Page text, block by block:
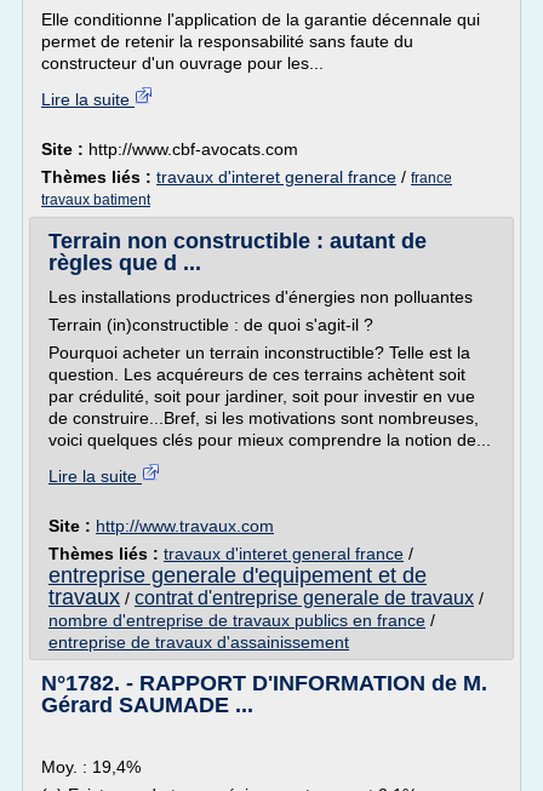
Elle conditionne l'application de la garantie décennale qui
permet de retenir la responsabilité sans faute du
constructeur d'un ouvrage pour les...
Lire la suite
Site : http://www.cbf-avocats.com
Thèmes liés : travaux d'interet general france / france
travaux batiment
Terrain non constructible : autant de
règles que d ...
Les installations productrices d'énergies non polluantes
Terrain (in)constructible : de quoi s'agit-il ?
Pourquoi acheter un terrain inconstructible? Telle est la
question. Les acquéreurs de ces terrains achètent soit
par crédulité, soit pour jardiner, soit pour investir en vue
de construire...Bref, si les motivations sont nombreuses,
voici quelques clés pour mieux comprendre la notion de...
Lire la suite
Site : http://www.travaux.com
Thèmes liés : travaux d'interet general france /
entreprise generale d'equipement et de
travaux / contrat d'entreprise generale de travaux /
nombre d'entreprise de travaux publics en france /
entreprise de travaux d'assainissement
N°1782. - RAPPORT D'INFORMATION de M.
Gérard SAUMADE ...
Moy. : 19,4%